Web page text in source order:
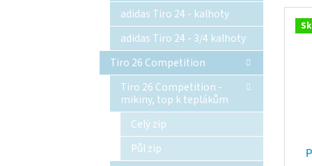
adidas Tiro 24 - kalhoty
adidas Tiro 24 - 3/4 kalhoty
Tiro 26 Competition
Tiro 26 Competition -
mikiny, top k teplákům
Celý zip
Půl zip